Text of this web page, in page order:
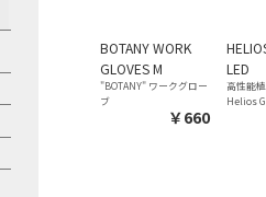
BOTANY WORK
GLOVES M
"BOTANY" ワークグロー
ブ
￥660
LED
高性能
Helios